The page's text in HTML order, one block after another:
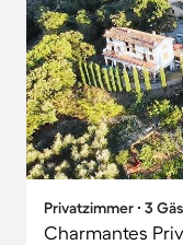
Privatzimmer ∙ 3